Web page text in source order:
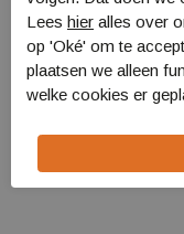
Lees hier alles over
op 'Oké' om te
plaatsen we alleen
welke cookies er